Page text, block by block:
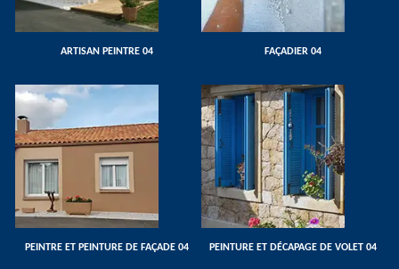
ARTISAN PEINTRE 04 FAÇADIER 04
PEINTRE ET PEINTURE DE FAÇADE 04 PEINTURE ET DÉCAPAGE DE VOLET 04